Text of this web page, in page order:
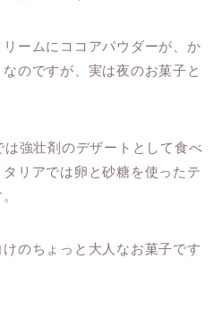
ームにココアパウダーが、か
のですが、実は夜のお菓子と
強壮剤のデザートとして食べ
リアでは卵と砂糖を使ったテ
のちょっと大人なお菓子です